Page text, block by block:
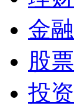
金融
股票
投资